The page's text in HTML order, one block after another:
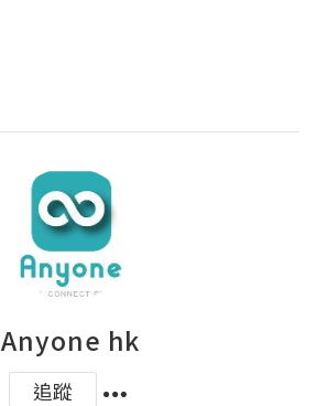
Anyone hk
追蹤